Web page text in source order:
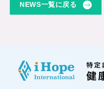
NEWS一覧に戻る